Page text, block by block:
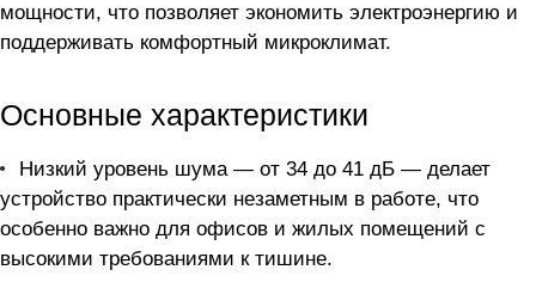
мощности, что позволяет экономить электроэнергию и
поддерживать комфортный микроклимат.
Основные характеристики
Низкий уровень шума — от 34 до 41 дБ — делает
устройство практически незаметным в работе, что
особенно важно для офисов и жилых помещений с
высокими требованиями к тишине.